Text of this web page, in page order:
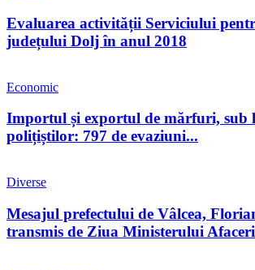
Evaluarea activității Serviciului
județului Dolj în anul 2018
Economic
Importul și exportul de mărfuri, sub
polițiștilor: 797 de evaziuni...
Diverse
Mesajul prefectului de Vâlcea,
transmis de Ziua Ministerului